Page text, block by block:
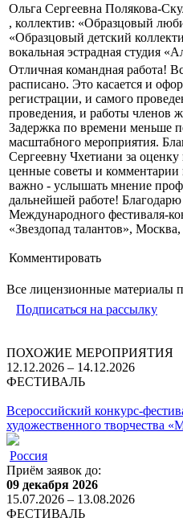
Ольга Сергеевна Полякова-
, коллектив: «Образцовый
«Образцовый детский
вокальная эстрадная студия
Отличная командная работа!
расписано. Это касается и
регистрации, и самого
проведения, и работы членов
Задержка по времени меньше
масштабного мероприятия.
Сергеевну Чхетиани за оценку
ценные советы и комментарии
важно - услышать мнение
дальнейшей работе! Благодарю
Международного фестиваля-
«Звездопад талантов», Москва,
Комментировать
Все лицензионные материалы
Подписаться на рассылку
ПОХОЖИЕ МЕРОПРИЯТИЯ
12.12.2026 – 14.12.2026
ФЕСТИВАЛЬ
Всероссийский конкурс-
художественного творчества
Россия
Приём заявок до:
09 декабря 2026
15.07.2026 – 13.08.2026
ФЕСТИВАЛЬ